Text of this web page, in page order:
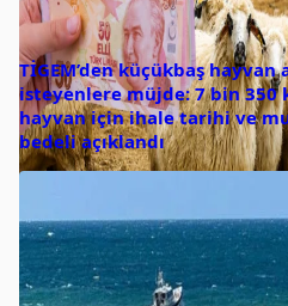
TİGEM’den küçükbaş hayvan
isteyenlere müjde: 7 bin 350
hayvan için ihale tarihi ve
bedeli açıklandı